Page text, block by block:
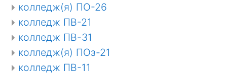
колледж(я) ПО-26
колледж ПВ-21
колледж ПВ-31
колледж(я) ПОз-21
колледж ПВ-11